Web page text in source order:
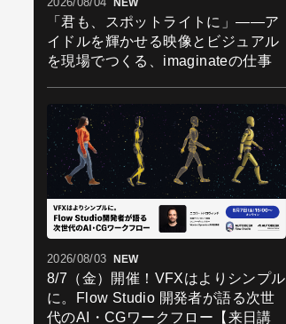
「君も、スポットライトに」――ア
イドルを輝かせる映像とビジュアル
を現場でつくる、imaginateの仕事
2026/08/03 NEW
8/7（金）開催！VFXはよりシンプル
に。Flow Studio 開発者が語る次世
代のAI・CGワークフロー【来日講